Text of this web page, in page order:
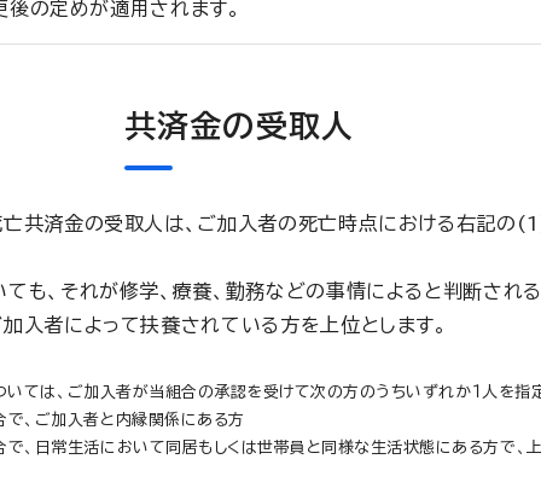
の定めが適用されます。
共済金の受取人
亡共済金の受取人は、ご加入者の死亡時点における右記
も、それが修学、療養、勤務などの事情によると判断され
入者によって扶養されている方を上位とします。
ては、ご加入者が当組合の承認を受けて次の方のうちいずれか１人を指
、ご加入者と内縁関係にある方
、日常生活において同居もしくは世帯員と同様な生活状態にある方で